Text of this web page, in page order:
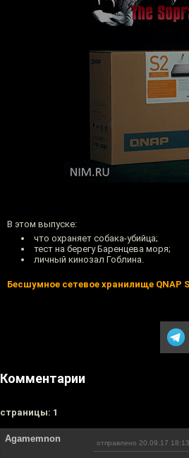
В этом выпуске:
что охраняет собака-убийца;
тест на берегу Баренцева моря;
личный кинозал Гоблина.
Бесшумное сетевое хранилище QNAP
Комментарии
cтраницы: 1
Agamemnon отправлено 20.09.17 18:13